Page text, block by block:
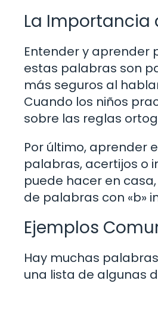
La Importancia
Entender y aprender
estas palabras son
más seguros al
Cuando los niños
sobre las reglas
Por último, aprender
palabras, acertijos o
puede hacer en
de palabras con «b»
Ejemplos
Hay muchas
una lista de algunas